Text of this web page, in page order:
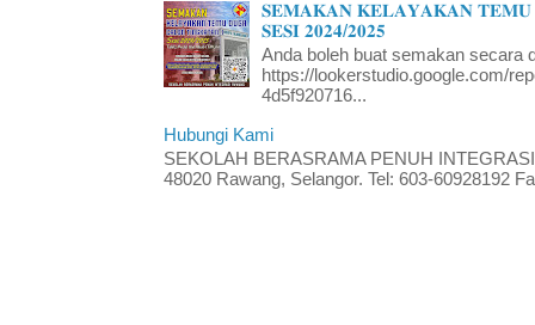
𝐒𝐄𝐌𝐀𝐊𝐀𝐍 𝐊𝐄𝐋𝐀𝐘𝐀𝐊𝐀𝐍 𝐓𝐄𝐌𝐔
𝐒𝐄𝐒𝐈 𝟐𝟎𝟐𝟒/𝟐𝟎𝟐𝟓
Anda boleh buat semakan secara
https://lookerstudio.google.com/
4d5f920716...
Hubungi Kami
SEKOLAH BERASRAMA PENUH
48020 Rawang, Selangor. Tel: 603-60928192